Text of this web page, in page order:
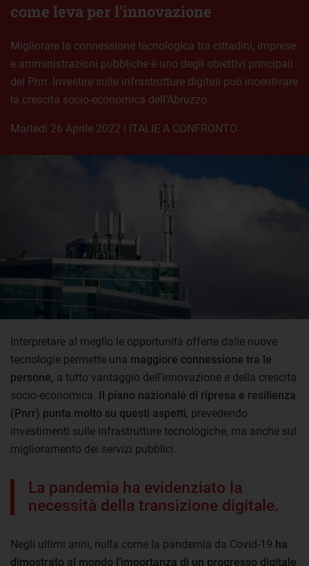
come leva per l’innovazione
Migliorare la connessione tecnologica tra cittadini, imprese
e amministrazioni pubbliche è uno degli obiettivi principali
del Pnrr. Investire sulle infrastrutture digitali può incentivare
la crescita socio-economica dell’Abruzzo.
martedì 26 Aprile 2022 | ITALIE A CONFRONTO
Interpretare al meglio le opportunità offerte dalle nuove
tecnologie permette una maggiore connessione tra le
persone, a tutto vantaggio dell’innovazione e della crescita
socio-economica. Il piano nazionale di ripresa e resilienza
(Pnrr) punta molto su questi aspetti, prevedendo
investimenti sulle infrastrutture tecnologiche, ma anche sul
miglioramento dei servizi pubblici.
La pandemia ha evidenziato la
necessità della transizione digitale.
Negli ultimi anni, nulla come la pandemia da Covid-19 ha
dimostrato al mondo l’importanza di un progresso digitale